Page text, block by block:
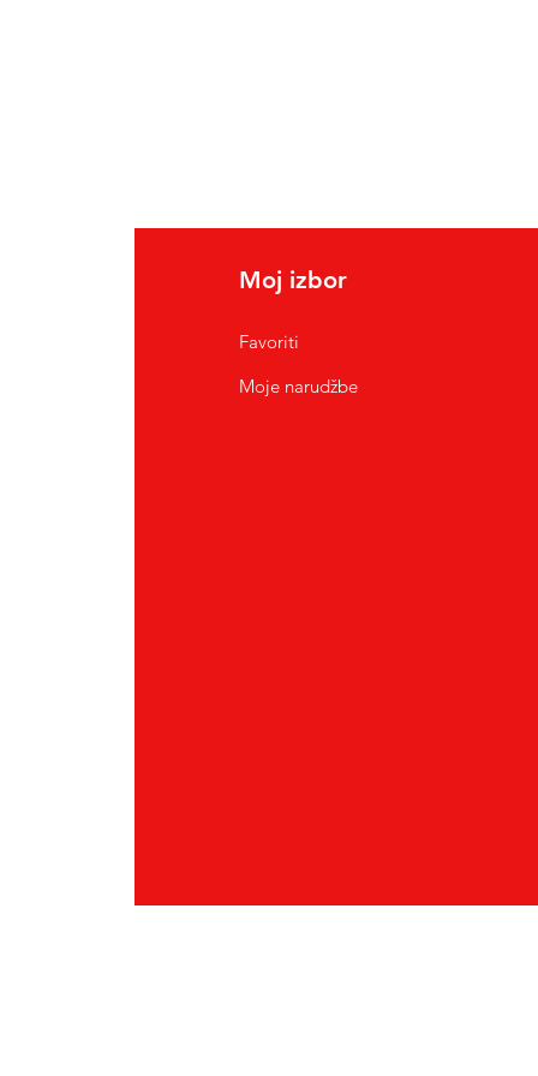
Moj izbor
Favoriti
Moje narudžbe